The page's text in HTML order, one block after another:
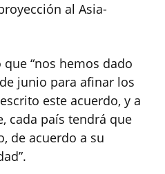
al Asia-
que “nos hemos dado
junio para afinar los
este acuerdo, y a
cada país tendrá que
de acuerdo a su